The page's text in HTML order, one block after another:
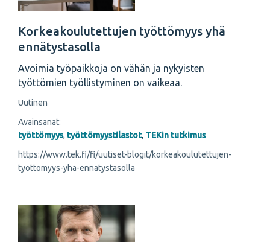
Korkeakoulutettujen työttömyys yhä
ennätystasolla
Avoimia työpaikkoja on vähän ja nykyisten
työttömien työllistyminen on vaikeaa.
Uutinen
Avainsanat:
työttömyys, työttömyystilastot, TEKin tutkimus
https://www.tek.fi/fi/uutiset-blogit/korkeakoulutettujen-
tyottomyys-yha-ennatystasolla